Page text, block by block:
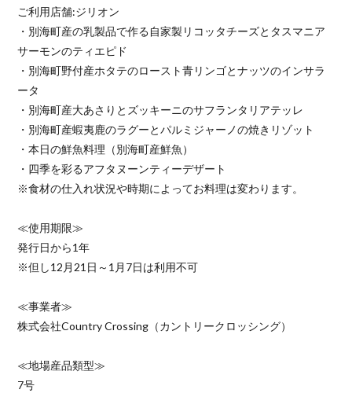
ご利用店舗:ジリオン
・別海町産の乳製品で作る自家製リコッタチーズとタスマニア
サーモンのティエピド
・別海町野付産ホタテのロースト青リンゴとナッツのインサラ
ータ
・別海町産大あさりとズッキーニのサフランタリアテッレ
・別海町産蝦夷鹿のラグーとパルミジャーノの焼きリゾット
・本日の鮮魚料理（別海町産鮮魚）
・四季を彩るアフタヌーンティーデザート
※食材の仕入れ状況や時期によってお料理は変わります。
≪使用期限≫
発行日から1年
※但し12月21日～1月7日は利用不可
≪事業者≫
株式会社Country Crossing（カントリークロッシング）
≪地場産品類型≫
7号